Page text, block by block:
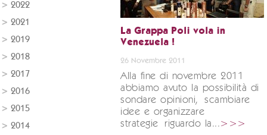
2022
2021
2019
2018
2017
2016
2015
2014
La Grappa Poli vola in
Venezuela !
26 Novembre 2011
Alla fine di novembre 2011
abbiamo avuto la possibilità di
sondare opinioni, scambiare
idee e organizzare
strategie riguardo la...>>>